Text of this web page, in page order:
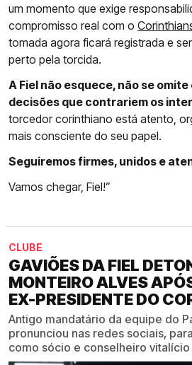
um momento que exige
compromisso real com o
tomada agora ficará registrada e
perto pela torcida.
A Fiel não esquece, não se
decisões que contrariem os
torcedor corinthiano está atento,
mais consciente do seu papel.
Seguiremos firmes, unidos e
Vamos chegar, Fiel!”
CLUBE
GAVIÕES DA FIEL
MONTEIRO ALVES
EX-PRESIDENTE DO
Antigo mandatário da equipe do
pronunciou nas redes sociais,
como sócio e conselheiro vitalício